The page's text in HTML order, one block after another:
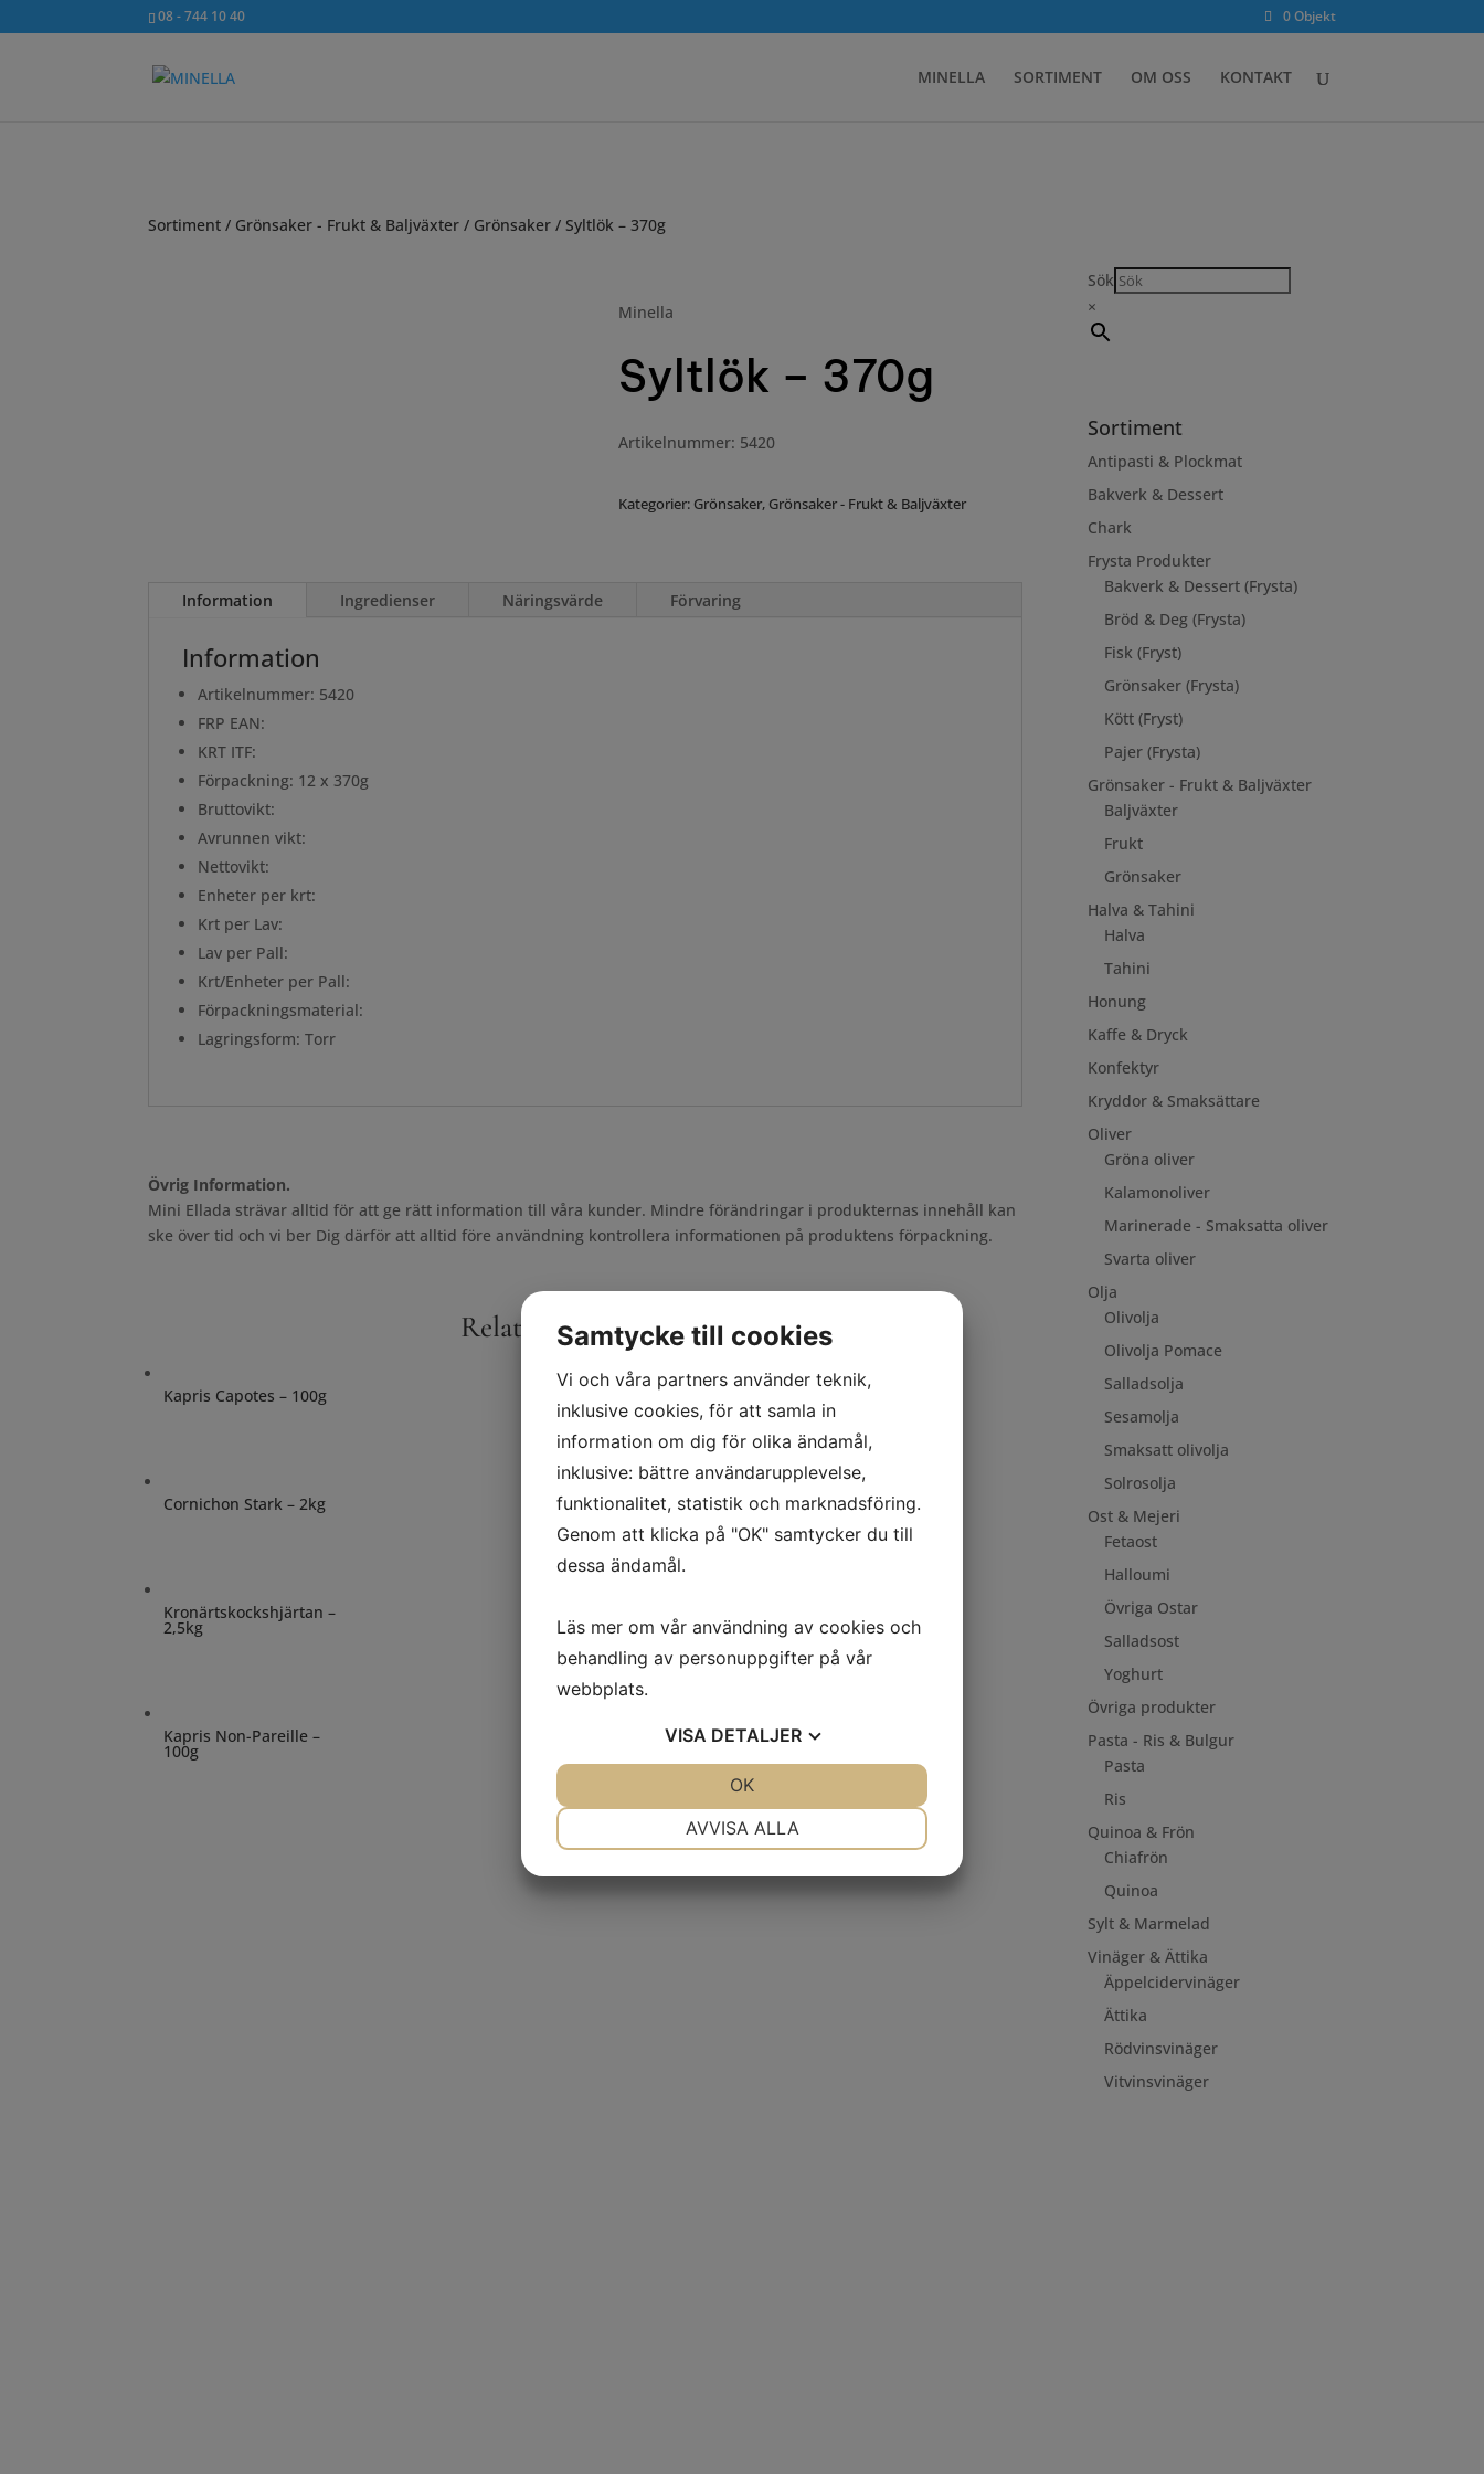
08 - 744 10 40 0 Objekt
MINELLA SORTIMENT OM OSS KONTAKT
Sortiment / Grönsaker - Frukt & Baljväxter / Grönsaker / Syltlök – 370g
Minella
Syltlök – 370g
Artikelnummer: 5420
Kategorier: Grönsaker, Grönsaker - Frukt & Baljväxter
Information Ingredienser Näringsvärde Förvaring
Information
Artikelnummer: 5420
FRP EAN:
KRT ITF:
Förpackning: 12 x 370g
Bruttovikt:
Avrunnen vikt:
Nettovikt:
Enheter per krt:
Krt per Lav:
Lav per Pall:
Krt/Enheter per Pall:
Förpackningsmaterial:
Lagringsform: Torr
Övrig Information.
Mini Ellada strävar alltid för att ge rätt information till våra kunder. Mindre förändringar i produkternas innehåll kan
ske över tid och vi ber Dig därför att alltid före användning kontrollera informationen på produktens förpackning.
Relaterade produkter
Kapris Capotes – 100g
Cornichon Stark – 2kg
Kronärtskockshjärtan –
2,5kg
Kapris Non-Pareille –
100g
Sök
×
Sortiment
Antipasti & Plockmat
Bakverk & Dessert
Chark
Frysta Produkter
Bakverk & Dessert (Frysta)
Bröd & Deg (Frysta)
Fisk (Fryst)
Grönsaker (Frysta)
Kött (Fryst)
Pajer (Frysta)
Grönsaker - Frukt & Baljväxter
Baljväxter
Frukt
Grönsaker
Halva & Tahini
Halva
Tahini
Honung
Kaffe & Dryck
Konfektyr
Kryddor & Smaksättare
Oliver
Gröna oliver
Kalamonoliver
Marinerade - Smaksatta oliver
Svarta oliver
Olja
Olivolja
Olivolja Pomace
Salladsolja
Sesamolja
Smaksatt olivolja
Solrosolja
Ost & Mejeri
Fetaost
Halloumi
Övriga Ostar
Salladsost
Yoghurt
Övriga produkter
Pasta - Ris & Bulgur
Pasta
Ris
Quinoa & Frön
Chiafrön
Quinoa
Sylt & Marmelad
Vinäger & Ättika
Äppelcidervinäger
Ättika
Rödvinsvinäger
Vitvinsvinäger
Samtycke till cookies
Vi och våra partners använder teknik,
inklusive cookies, för att samla in
information om dig för olika ändamål,
inklusive: bättre användarupplevelse,
funktionalitet, statistik och marknadsföring.
Genom att klicka på "OK" samtycker du till
dessa ändamål.
Läs mer om vår användning av cookies och
behandling av personuppgifter på vår
webbplats.
VISA DETALJER
AVVISA ALLA
OK